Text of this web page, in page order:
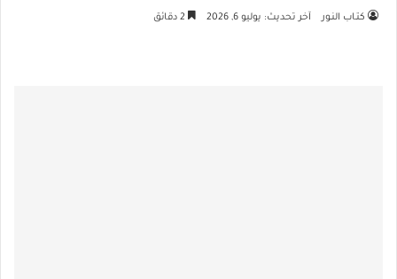
كتـاب النـور آخر تحديث: يوليو 6, 2026